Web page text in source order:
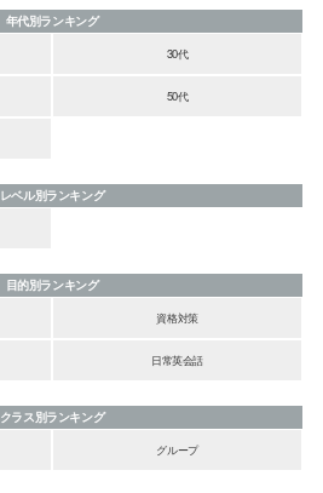
年代別ランキング
30代
50代
レベル別ランキング
目的別ランキング
資格対策
日常英会話
クラス別ランキング
グループ